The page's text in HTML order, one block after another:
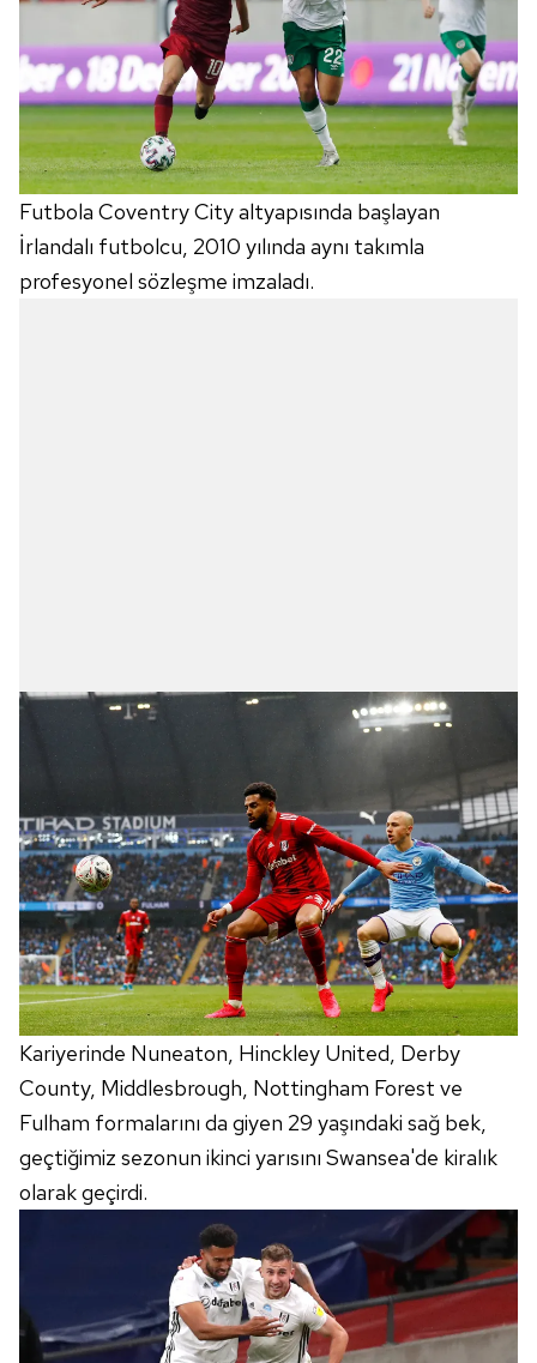
Futbola Coventry City altyapısında başlayan
İrlandalı futbolcu, 2010 yılında aynı takımla
profesyonel sözleşme imzaladı.
Kariyerinde Nuneaton, Hinckley United, Derby
County, Middlesbrough, Nottingham Forest ve
Fulham formalarını da giyen 29 yaşındaki sağ bek,
geçtiğimiz sezonun ikinci yarısını Swansea'de kiralık
olarak geçirdi.